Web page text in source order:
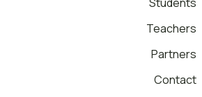
Teachers
Partners
Contact